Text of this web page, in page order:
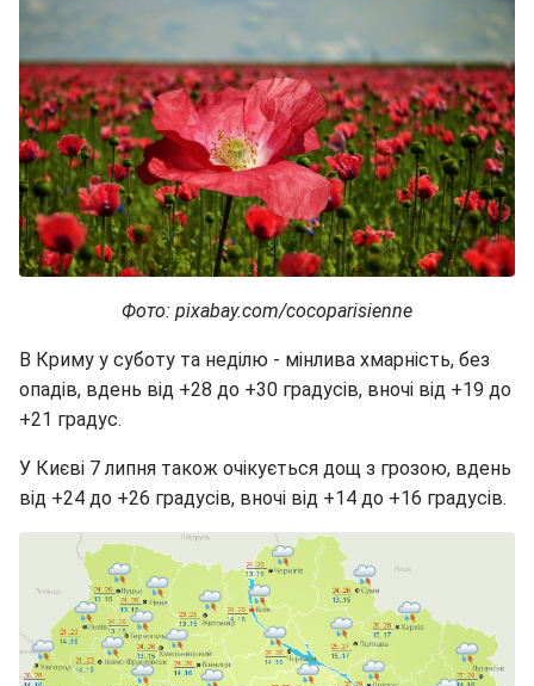
Фото: pixabay.com/cocoparisienne
В Криму у суботу та неділю - мінлива хмарність, без
опадів, вдень від +28 до +30 градусів, вночі від +19 до
+21 градус.
У Києві 7 липня також очікується дощ з грозою, вдень
від +24 до +26 градусів, вночі від +14 до +16 градусів.